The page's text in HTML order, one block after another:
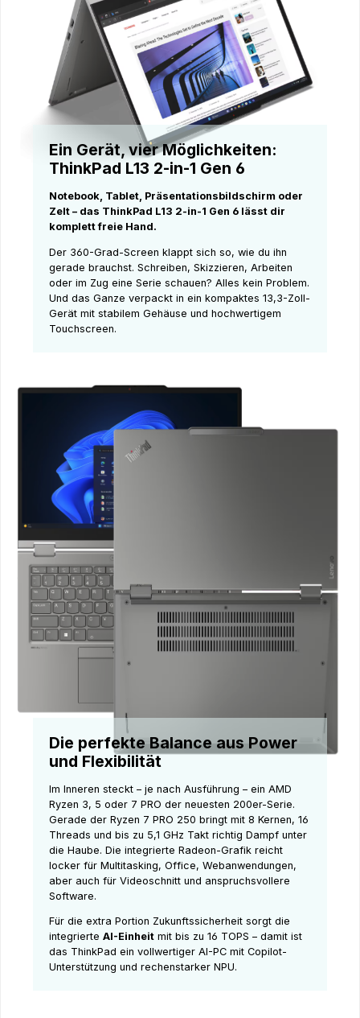
Ein Gerät, vier Möglichkeiten:
ThinkPad L13 2-in-1 Gen 6
Notebook, Tablet, Präsentationsbildschirm oder
Zelt – das ThinkPad L13 2-in-1 Gen 6 lässt dir
komplett freie Hand.
Der 360-Grad-Screen klappt sich so, wie du ihn
gerade brauchst. Schreiben, Skizzieren, Arbeiten
oder im Zug eine Serie schauen? Alles kein Problem.
Und das Ganze verpackt in ein kompaktes 13,3-Zoll-
Gerät mit stabilem Gehäuse und hochwertigem
Touchscreen.
Die perfekte Balance aus Power
und Flexibilität
Im Inneren steckt – je nach Ausführung – ein AMD
Ryzen 3, 5 oder 7 PRO der neuesten 200er-Serie.
Gerade der Ryzen 7 PRO 250 bringt mit 8 Kernen, 16
Threads und bis zu 5,1 GHz Takt richtig Dampf unter
die Haube. Die integrierte Radeon-Grafik reicht
locker für Multitasking, Office, Webanwendungen,
aber auch für Videoschnitt und anspruchsvollere
Software.
Für die extra Portion Zukunftssicherheit sorgt die
integrierte AI-Einheit mit bis zu 16 TOPS – damit ist
das ThinkPad ein vollwertiger AI-PC mit Copilot-
Unterstützung und rechenstarker NPU.